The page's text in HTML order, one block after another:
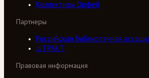
Коллективы Орфей
Партнеры
Российская библиотечная
///ТРАКТ
Правовая информация